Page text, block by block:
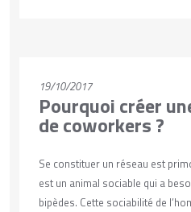
19/10/2017
Pourquoi créer
de coworkers ?
Se constituer un réseau est
est un animal sociable qui a
bipèdes. Cette sociabilité de